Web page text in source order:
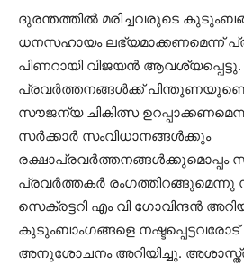
ദുരന്തത്തിൽ മരിച്ചവരുടെ
ധനസഹായം ലഭ്യമാക്കണമെന്ന്
പിണറായി വിജയൻ ആവശ്യപ്പെട്ടു.
പ്രവർത്തനങ്ങൾക്ക്
സൗജന്യ ചികിത്സ
സർക്കാർ സംവിധാനങ്ങൾക്കും
രക്ഷാപ്രവർത്തനങ്ങൾക്കുമൊപ്പം
പ്രവർത്തകർ രംഗത്തിറങ്ങുമെന്നു
സെക്രട്ടറി എം വി ഗോവിന്ദൻ
കുടുംബാംഗങ്ങളെ നഷ്ടപ്പെട്ടവരോട്
അനുശോചനം അറിയിച്ചു.